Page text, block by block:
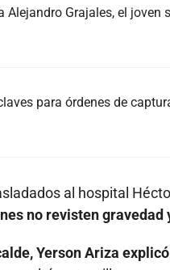
Alejandro Grajales, el
para órdenes de
al hospital
no revisten
Yerson Ariza